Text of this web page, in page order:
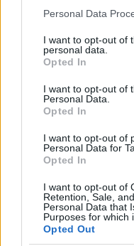
Please note that this
not limited to your visit
grant or deny consent
use your data for below
consent section.
Personal Data
I want to opt-out of
personal data.
Opted In
I want to opt-out of
Personal Data.
Opted In
I want to opt-out of
Personal Data for
Opted In
I want to opt-out of
Retention, Sale,
Personal Data that
Purposes for which
Opted Out
ΑΘΛΗΤΙΚΕΣ
Για να
στο